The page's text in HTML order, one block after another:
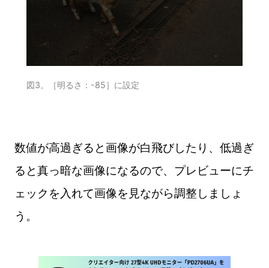
図3。［明るさ：-85］に設定
数値が高過ぎると画像が白飛びしたり、低過ぎ
ると真っ暗な画像になるので、プレビューにチ
ェックを入れて画像を見ながら調整しましょ
う。